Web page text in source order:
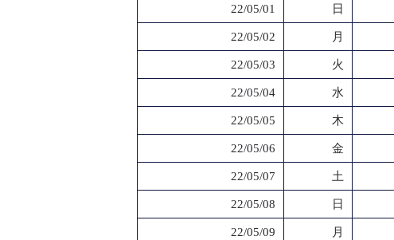
22/05/01 日
22/05/02 月
22/05/03 火
22/05/04 水
22/05/05 木
22/05/06 金
22/05/07 土
22/05/08 日
22/05/09 月